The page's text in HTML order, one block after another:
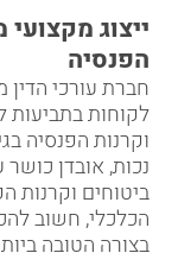
ייצוג
הפנסיה
חברת עורכי
לקוחות בתביעות
וקרנות הפנסיה
נכות, אובדן
ביטוחים וקרנות
הכלכלי, חשוב
בצורה הטובה